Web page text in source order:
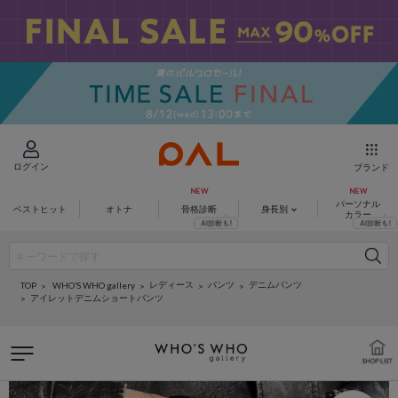
ログイン ブランド
ベストヒット オトナ 骨格診断 身長別
パーソナル
カラー
TOP WHO’S WHO gallery レディース パンツ
デニムパンツ
アイレットデニムショートパンツ